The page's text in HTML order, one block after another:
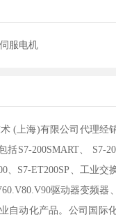
服电机
海)有限公司代理经销
S7-200SMART、 S7-
、S7-ET200SP、工业
驱动器变频器
自动化产品。公司国际